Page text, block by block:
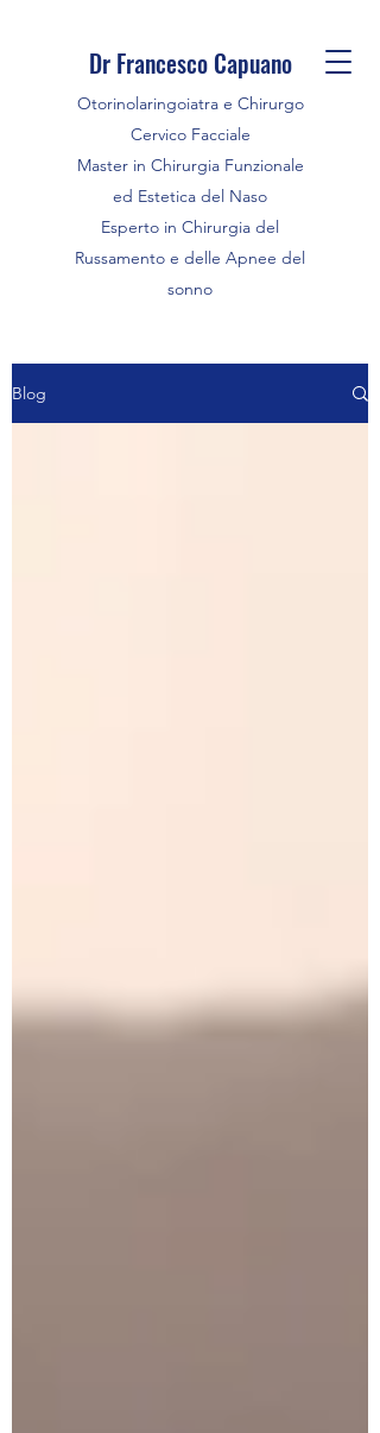
Dr Francesco Capuano
Otorinolaringoiatra e Chirurgo
Cervico Facciale
Master in Chirurgia Funzionale
ed Estetica del Naso
Esperto in Chirurgia del
Russamento e delle Apnee del
sonno
Blog